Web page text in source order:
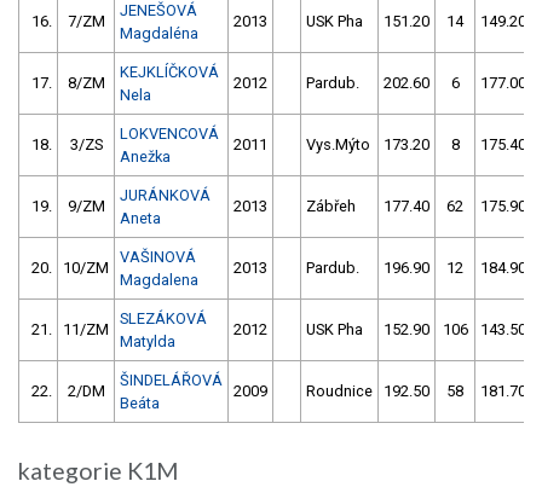
16. 7/ZM
JENEŠOVÁ
Magdaléna
2013 USK Pha 151.20 14 149.20
17. 8/ZM
KEJKLÍČKOVÁ
Nela
2012 Pardub. 202.60 6 177.00
18. 3/ZS
LOKVENCOVÁ
Anežka
2011 Vys.Mýto 173.20 8 175.40
19. 9/ZM
JURÁNKOVÁ
Aneta
2013 Zábřeh 177.40 62 175.90
20. 10/ZM
VAŠINOVÁ
Magdalena
2013 Pardub. 196.90 12 184.90
21. 11/ZM
SLEZÁKOVÁ
Matylda
2012 USK Pha 152.90 106 143.50
22. 2/DM
ŠINDELÁŘOVÁ
Beáta
2009 Roudnice 192.50 58 181.70
kategorie K1M